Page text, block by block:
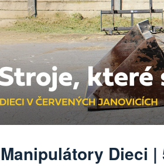
Manipulátory Dieci